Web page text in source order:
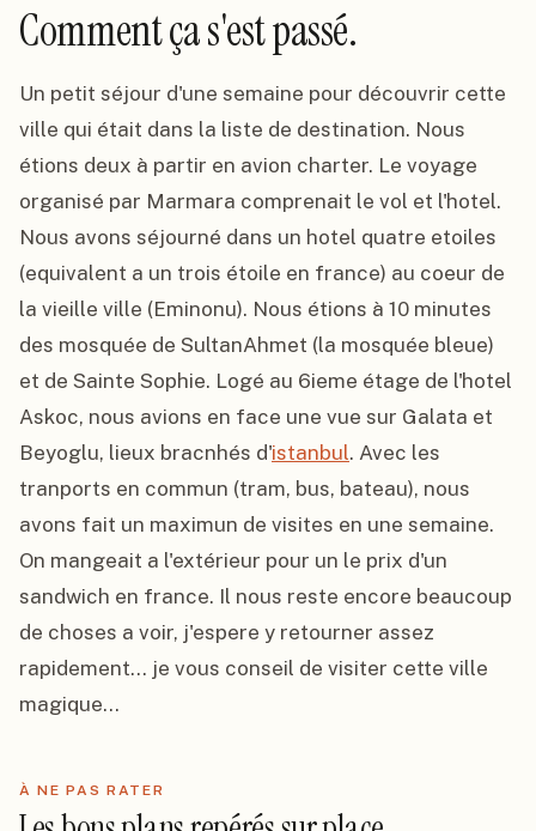
Comment ça s'est passé.
Un petit séjour d'une semaine pour découvrir cette
ville qui était dans la liste de destination. Nous
étions deux à partir en avion charter. Le voyage
organisé par Marmara comprenait le vol et l'hotel.
Nous avons séjourné dans un hotel quatre etoiles
(equivalent a un trois étoile en france) au coeur de
la vieille ville (Eminonu). Nous étions à 10 minutes
des mosquée de SultanAhmet (la mosquée bleue)
et de Sainte Sophie. Logé au 6ieme étage de l'hotel
Askoc, nous avions en face une vue sur Galata et
Beyoglu, lieux bracnhés d'istanbul. Avec les
tranports en commun (tram, bus, bateau), nous
avons fait un maximun de visites en une semaine.
On mangeait a l'extérieur pour un le prix d'un
sandwich en france. Il nous reste encore beaucoup
de choses a voir, j'espere y retourner assez
rapidement... je vous conseil de visiter cette ville
magique...
À NE PAS RATER